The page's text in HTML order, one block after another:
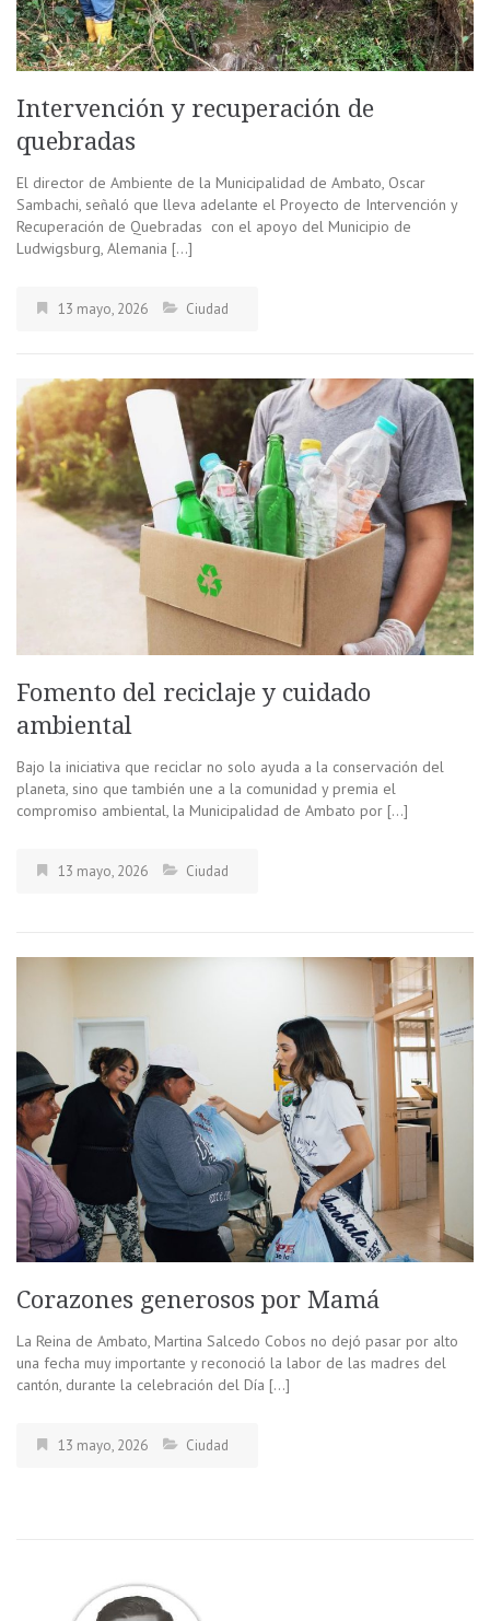
Intervención y recuperación de
quebradas
El director de Ambiente de la Municipalidad de Ambato, Oscar
Sambachi, señaló que lleva adelante el Proyecto de Intervención y
Recuperación de Quebradas con el apoyo del Municipio de
Ludwigsburg, Alemania […]
13 mayo, 2026 Ciudad
Fomento del reciclaje y cuidado
ambiental
Bajo la iniciativa que reciclar no solo ayuda a la conservación del
planeta, sino que también une a la comunidad y premia el
compromiso ambiental, la Municipalidad de Ambato por […]
13 mayo, 2026 Ciudad
Corazones generosos por Mamá
La Reina de Ambato, Martina Salcedo Cobos no dejó pasar por alto
una fecha muy importante y reconoció la labor de las madres del
cantón, durante la celebración del Día […]
13 mayo, 2026 Ciudad